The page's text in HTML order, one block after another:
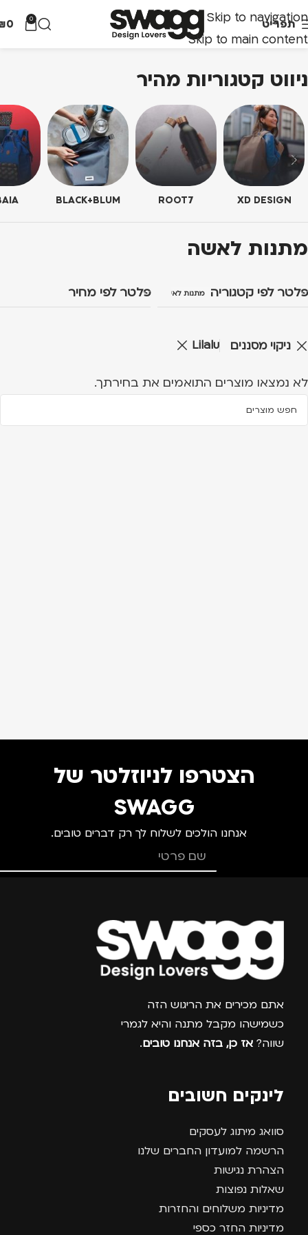
Skip to navigation
Skip to main content
תפריט 0
0
ניווט קטגוריות מהיר
XD DESIGN
ROOT7
BLACK+BLUM
מתנות לאשה
פלטר לפי קטגוריה מתנות לאשה פלטר לפי מחיר
ניקוי מסננים Lilalu
לא נמצאו מוצרים התואמים את בחירתך.
הצטרפו לניוזלטר של
SWAGG
אנחנו הולכים לשלוח לך רק דברים טובים.
צרפו אותי למועדון
אתם מכירים את הריגוש הזה
כשמישהו מקבל מתנה והיא לגמרי
שווה? אז כן, בזה אנחנו טובים.
לינקים חשובים
סוואג מיתוג לעסקים
הרשמה למועדון החברים שלנו
הצהרת נגישות
שאלות נפוצות
מדיניות משלוחים והחזרות
מדיניות החזר כספי